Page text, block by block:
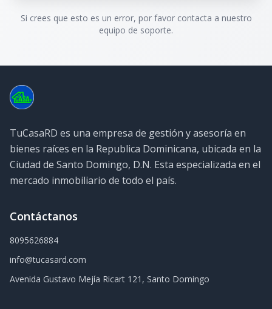
Si crees que esto es un error, por favor contacta a nuestro
equipo de soporte.
TuCasaRD es una empresa de gestión y asesoría en
bienes raíces en la Republica Dominicana, ubicada en la
Ciudad de Santo Domingo, D.N. Esta especializada en el
mercado inmobiliario de todo el país.
Contáctanos
8095626884
info@tucasard.com
Avenida Gustavo Mejía Ricart 121, Santo Domingo